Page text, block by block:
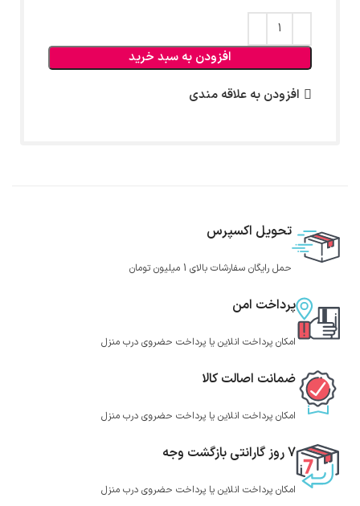
افزودن به سبد خرید
افزودن به علاقه مندی
تحویل اکسپرس
حمل رایگان سفارشات بالای 1 میلیون تومان
پرداخت امن
امکان پرداخت انلاین یا پرداخت حضروی درب منزل
ضمانت اصالت کالا
امکان پرداخت انلاین یا پرداخت حضروی درب منزل
7 روز گارانتی بازگشت وجه
امکان پرداخت انلاین یا پرداخت حضروی درب منزل